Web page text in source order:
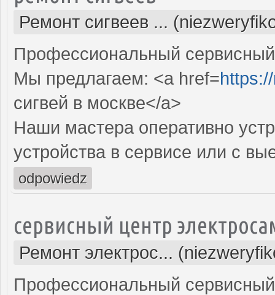
Ремонт сигвеев ...
Профессиональный
Мы предлагаем: <a href=
сигвей в москве</a>
Наши мастера оперативно
устройства в сервисе или с
odpowiedz
сервисный центр
Ремонт электрос...
Профессиональный